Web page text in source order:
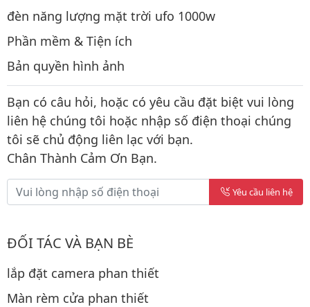
đèn năng lượng mặt trời ufo 1000w
Phần mềm & Tiện ích
Bản quyền hình ảnh
Bạn có câu hỏi, hoặc có yêu cầu đặt biệt vui lòng
liên hệ chúng tôi hoặc nhập số điện thoại chúng
tôi sẽ chủ động liên lạc với bạn.
Chân Thành Cảm Ơn Bạn.
Yêu cầu liên hệ
ĐỐI TÁC VÀ BẠN BÈ
lắp đặt camera phan thiết
Màn rèm cửa phan thiết